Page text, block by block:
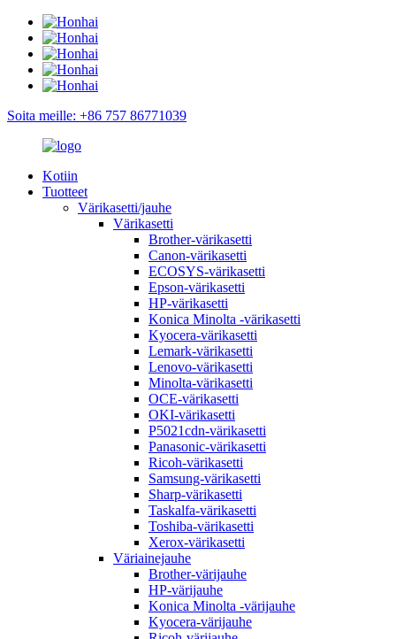
Soita meille: +86 757 86771039
Kotiin
Tuotteet
Värikasetti/jauhe
Värikasetti
Brother-värikasetti
Canon-värikasetti
ECOSYS-värikasetti
Epson-värikasetti
HP-värikasetti
Konica Minolta -värikasetti
Kyocera-värikasetti
Lemark-värikasetti
Lenovo-värikasetti
Minolta-värikasetti
OCE-värikasetti
OKI-värikasetti
P5021cdn-värikasetti
Panasonic-värikasetti
Ricoh-värikasetti
Samsung-värikasetti
Sharp-värikasetti
Taskalfa-värikasetti
Toshiba-värikasetti
Xerox-värikasetti
Väriainejauhe
Brother-värijauhe
HP-värijauhe
Konica Minolta -värijauhe
Kyocera-värijauhe